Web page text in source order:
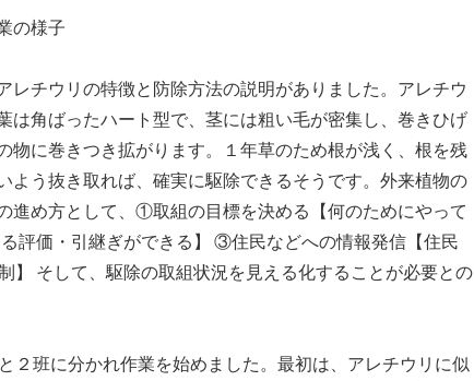
の様子
レチウリの特徴と防除方法の説明がありました。アレチウ
は角ばったハート型で、茎には粗い毛が密集し、巻きひげ
物に巻きつき拡がります。１年草のため根が浅く、根を残
よう抜き取れば、確実に駆除できるそうです。外来植物の
進め方として、①取組の目標を決める【何のためにやって
評価・引継ぎができる】 ③住民などへの情報発信【住民
】 そして、駆除の取組状況を見える化することが必要との
始めました。最初は、アレチウリに似